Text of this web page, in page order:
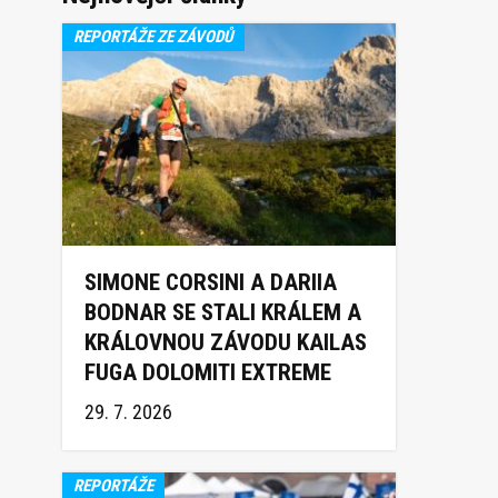
REPORTÁŽE ZE ZÁVODŮ
SIMONE CORSINI A DARIIA
BODNAR SE STALI KRÁLEM A
KRÁLOVNOU ZÁVODU KAILAS
FUGA DOLOMITI EXTREME
TRAIL 2026
29. 7. 2026
REPORTÁŽE